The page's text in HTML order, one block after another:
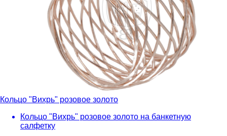
Кольцо "Вихрь" розовое золото
Кольцо "Вихрь" розовое золото на банкетную
салфетку